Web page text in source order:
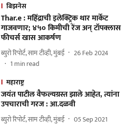
बिझनेस
Thar.e : महिंद्राची इलेक्ट्रिक थार मार्केट
गाजवणार; ४५० किमीची रेंज अन् टॉपक्लास
फीचर्स खास आकर्षण
ब्युरो रिपोर्ट, साम टीव्ही, मुंबई
26 Feb 2024
1 min read
महाराष्ट्र
जयंत पाटील वैफल्यग्रस्त झाले आहेत, त्यांना
उपचाराची गरज : आ.दळवी
ब्युरो रिपोर्ट, साम टीव्ही, मुंबई
05 Sep 2021